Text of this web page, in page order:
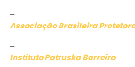
–
Associação Brasileira
–
Instituto Patruska Barreiro